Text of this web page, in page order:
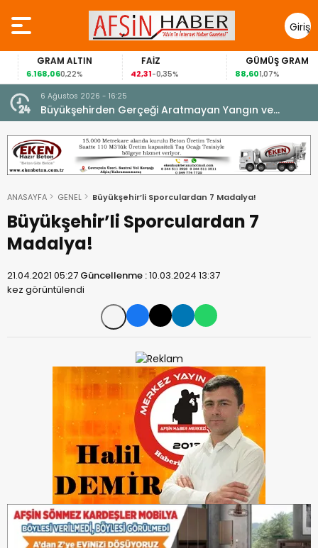
Giriş
Yap
GRAM ALTIN
6.168,060,22%
FAİZ
42,31-0,35%
GÜMÜŞ GRAM
88,601,07%
Yangın ve
Onikişubat Belediyesi’nin
dönemin ön kayıtları başladı.
ANASAYFA GENEL Büyükşehir’li Sporculardan 7 Madalya!
Büyükşehir’li Sporculardan 7
Madalya!
21.04.2021 05:27 Güncellenme :10.03.2024 13:37
kez görüntülendi